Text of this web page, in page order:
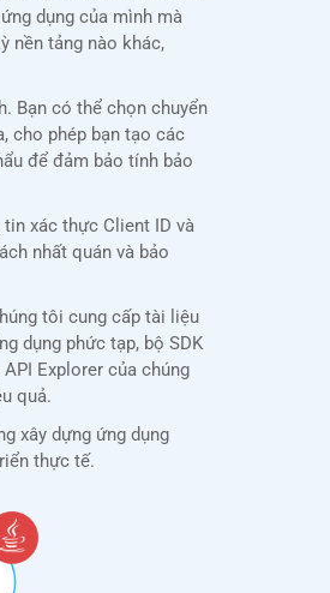
dụng của mình mà
nền tảng nào khác,
Bạn có thể chọn chuyển
cho phép bạn tạo các
để đảm bảo tính bảo
xác thực Client ID và
nhất quán và bảo
tôi cung cấp tài liệu
dụng phức tạp, bộ SDK
Explorer của chúng
quả.
xây dựng ứng dụng
thực tế.